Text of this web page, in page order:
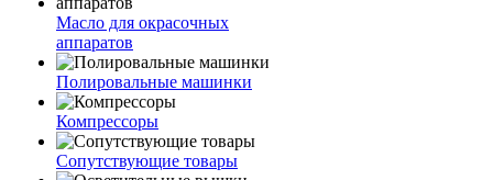
Масло для окрасочных
аппаратов
Полировальные машинки
Компрессоры
Сопутствующие товары